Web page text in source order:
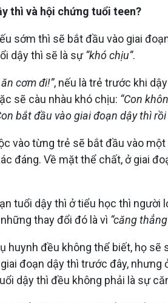
thì và hội chứng tuổi teen?
sớm thì sẽ bắt đầu vào giai
dậy thì sẽ là sự“khó chịu”.
cơm đi!”, nếu là trẻ trước khi
sẽ càu nhàu khó chịu: “Con
bắt đầu vào giai đoạn dậy thì rồi
vào từng trẻ sẽ bắt đầu vào
đáng. Về mặt thể chất, ở giai
tuổi dậy thì ở tiểu học thì
thay đổi đó là vì “căng
huynh đều không thể biết, họ sẽ
đoạn dậy thì trước đây,
dậy thì đều không phải là sự